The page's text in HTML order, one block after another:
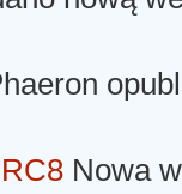
Nowa